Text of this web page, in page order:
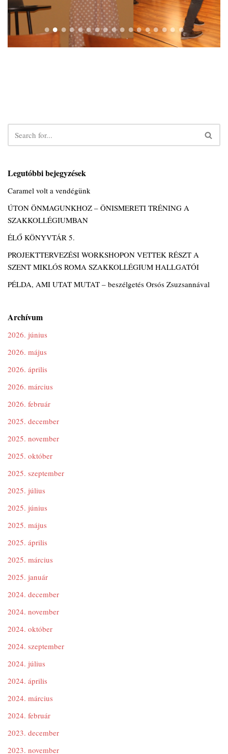
Legutóbbi bejegyzések
Caramel volt a vendégünk
ÚTON ÖNMAGUNKHOZ – ÖNISMERETI TRÉNING A
SZAKKOLLÉGIUMBAN
ÉLŐ KÖNYVTÁR 5.
PROJEKTTERVEZÉSI WORKSHOPON VETTEK RÉSZT A
SZENT MIKLÓS ROMA SZAKKOLLÉGIUM HALLGATÓI
PÉLDA, AMI UTAT MUTAT – beszélgetés Orsós Zsuzsannával
Archívum
2026. június
2026. május
2026. április
2026. március
2026. február
2025. december
2025. november
2025. október
2025. szeptember
2025. július
2025. június
2025. május
2025. április
2025. március
2025. január
2024. december
2024. november
2024. október
2024. szeptember
2024. július
2024. április
2024. március
2024. február
2023. december
2023. november